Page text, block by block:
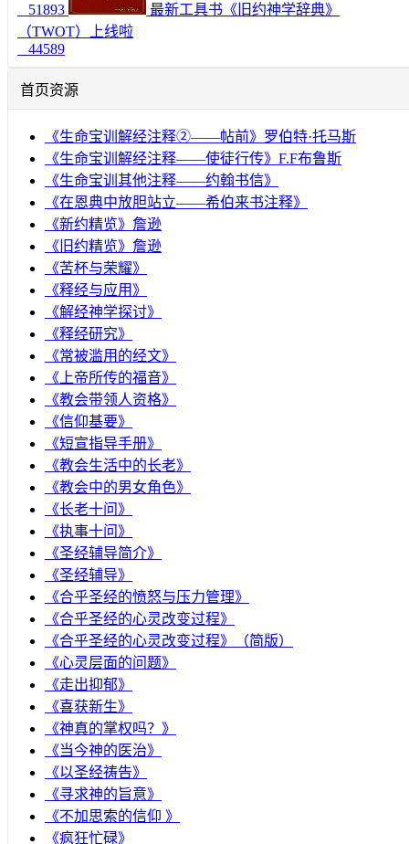
51893
最新工具书《旧约神学辞典》
（TWOT）上线啦
44589
首页资源
《生命宝训解经注释②——帖前》罗伯特·托马斯
《生命宝训解经注释——使徒行传》F.F布鲁斯
《生命宝训其他注释——约翰书信》
《在恩典中放胆站立——希伯来书注释》
《新约精览》詹逊
《旧约精览》詹逊
《苦杯与荣耀》
《释经与应用》
《解经神学探讨》
《释经研究》
《常被滥用的经文》
《上帝所传的福音》
《教会带领人资格》
《信仰基要》
《短宣指导手册》
《教会生活中的长老》
《教会中的男女角色》
《长老十问》
《执事十问》
《圣经辅导简介》
《圣经辅导》
​《合乎圣经的愤怒与压力管理》
《合乎圣经的心灵改变过程》
《合乎圣经的心灵改变过程》（简版）
《心灵层面的问题》
《走出抑郁》
《喜获新生》
《神真的掌权吗？》
《当今神的医治》
《以圣经祷告》
《寻求神的旨意》
《不加思索的信仰 》
《疯狂忙碌》